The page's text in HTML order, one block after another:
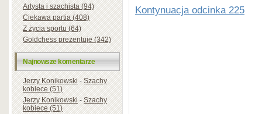
Artysta i szachista (94)
Ciekawa partia (408)
Z życia sportu (64)
Goldchess prezentuje (342)
Najnowsze komentarze
Jerzy Konikowski-Szachy
kobiece (51)
Jerzy Konikowski-Szachy
kobiece (51)
Kontynuacja odcinka 225